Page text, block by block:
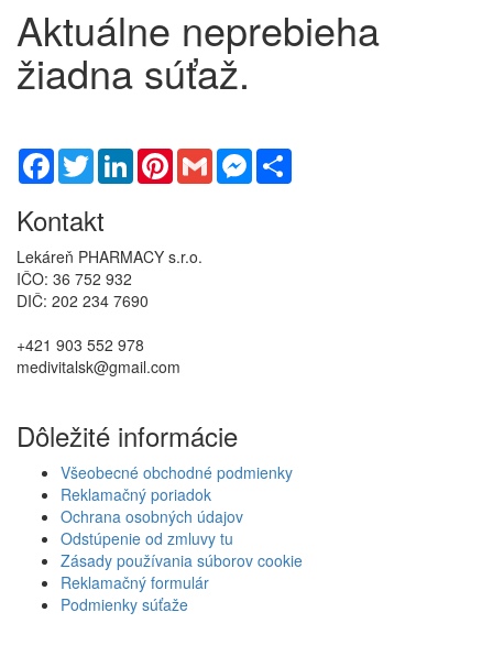
Aktuálne neprebieha
žiadna súťaž.
Facebook
TwitterLinkedInPinterestGmail Messenger
Kontakt
Lekáreň PHARMACY s.r.o.
IČO: 36 752 932
DIČ: 202 234 7690
+421 903 552 978
medivitalsk@gmail.com
Dôležité informácie
Všeobecné obchodné podmienky
Reklamačný poriadok
Ochrana osobných údajov
Odstúpenie od zmluvy tu
Zásady používania súborov cookie
Reklamačný formulár
Podmienky súťaže